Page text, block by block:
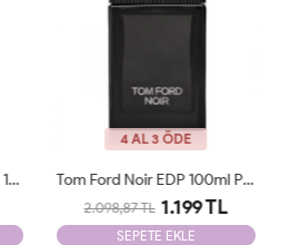
4 AL 3 ÖDE
Jean Paul Gaultier X-MAS Edition 125 Ml Parfüm Man Tester
2.098,87 TL 1.199 TL
SEPETE EKLE